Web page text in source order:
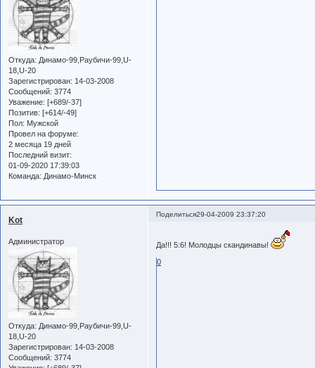
Откуда: Динамо-99,Раубичи-99,U-
18,U-20
Зарегистрирован: 14-03-2008
Сообщений: 3774
Уважение: [+689/-37]
Позитив: [+614/-49]
Пол: Мужской
Провел на форуме:
2 месяца 19 дней
Последний визит:
01-09-2020 17:39:03
Команда: Динамо-Минск
Поделиться29-04-2009 23:37:20
Kot
Администратор
Откуда: Динамо-99,Раубичи-99,U-
18,U-20
Зарегистрирован: 14-03-2008
Сообщений: 3774
Да!!! 5:6! Молодцы скандинавы!
0